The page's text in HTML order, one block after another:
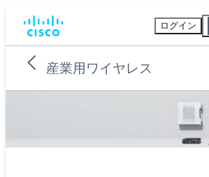
ログイン
産業用ワイヤレス